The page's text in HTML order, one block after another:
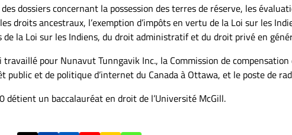
dossiers concernant la possession des terres de réserve, les
droits ancestraux, l’exemption d’impôts en vertu de la Loi sur les
de la Loi sur les Indiens, du droit administratif et du droit privé en
travaillé pour Nunavut Tunngavik Inc., la Commission de
public et de politique d’internet du Canada à Ottawa, et le poste de
détient un baccalauréat en droit de l’Université McGill.